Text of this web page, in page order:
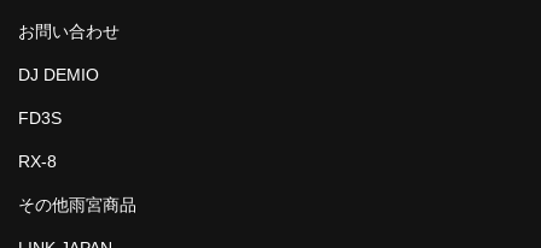
お問い合わせ
DJ DEMIO
FD3S
RX-8
その他雨宮商品